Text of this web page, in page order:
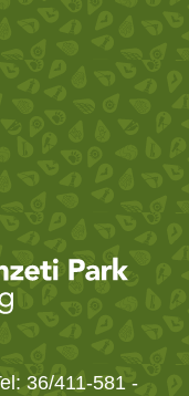
36/411-581 -